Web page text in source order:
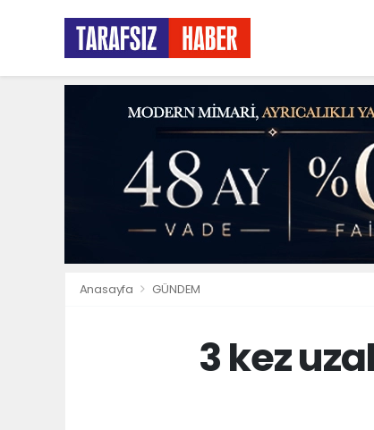
Anasayfa GÜNDEM
3 kez